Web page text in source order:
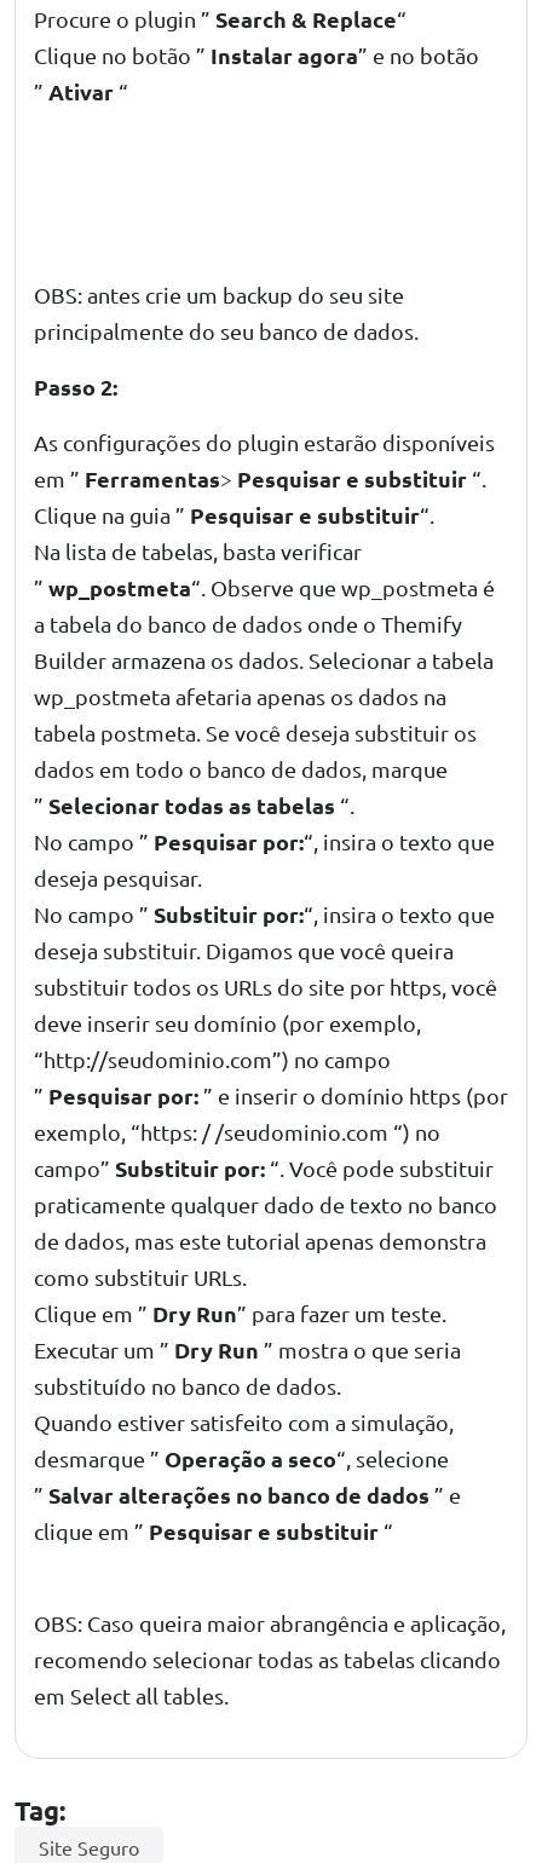
Procure o plugin ” Search & Replace“
Clique no botão ” Instalar agora” e no botão
” Ativar “
OBS: antes crie um backup do seu site
principalmente do seu banco de dados.
Passo 2:
As configurações do plugin estarão disponíveis
em ” Ferramentas> Pesquisar e substituir “.
Clique na guia ” Pesquisar e substituir“.
Na lista de tabelas, basta verificar
” wp_postmeta“. Observe que wp_postmeta é
a tabela do banco de dados onde o Themify
Builder armazena os dados. Selecionar a tabela
wp_postmeta afetaria apenas os dados na
tabela postmeta. Se você deseja substituir os
dados em todo o banco de dados, marque
” Selecionar todas as tabelas “.
No campo ” Pesquisar por:“, insira o texto que
deseja pesquisar.
No campo ” Substituir por:“, insira o texto que
deseja substituir. Digamos que você queira
substituir todos os URLs do site por https, você
deve inserir seu domínio (por exemplo,
“http://seudominio.com”) no campo
” Pesquisar por:” e inserir o domínio https (por
exemplo, “https: / /seudominio.com “) no
campo” Substituir por: “. Você pode substituir
praticamente qualquer dado de texto no banco
de dados, mas este tutorial apenas demonstra
como substituir URLs.
Clique em ” Dry Run” para fazer um teste.
Executar um ” Dry Run ” mostra o que seria
substituído no banco de dados.
Quando estiver satisfeito com a simulação,
desmarque ” Operação a seco“, selecione
” Salvar alterações no banco de dados ” e
clique em ” Pesquisar e substituir “
OBS: Caso queira maior abrangência e aplicação,
recomendo selecionar todas as tabelas clicando
em Select all tables.
Tag:
Site Seguro